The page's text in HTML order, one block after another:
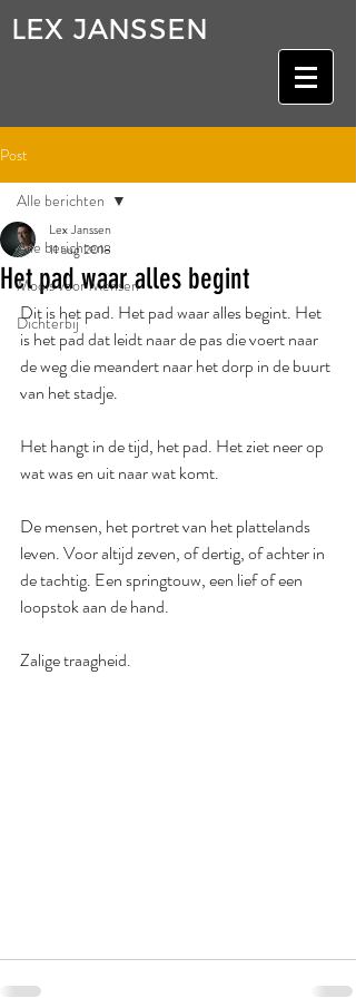
LEX JANSSEN
Post
Alle berichten
Moois voor Mensen
Dichterbij
Alle berichten
Het pad waar alles begint
Lex Janssen
11 aug 2018
Dit is het pad. Het pad waar alles begint. Het
is het pad dat leidt naar de pas die voert naar
de weg die meandert naar het dorp in de buurt
van het stadje.
Het hangt in de tijd, het pad. Het ziet neer op
wat was en uit naar wat komt.
De mensen, het portret van het plattelands
leven. Voor altijd zeven, of dertig, of achter in
de tachtig. Een springtouw, een lief of een
loopstok aan de hand.
Zalige traagheid.